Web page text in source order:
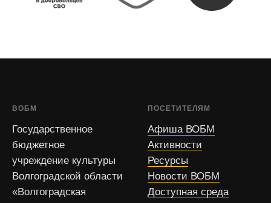
ВОБМ
Государственное
бюджетное
учреждение культуры
Волгоградской области
«Волгоградская
ПОСЕТИТЕЛЯМ
Афиша ВОБМ
Активности
Ресурсы
Новости ВОБМ
Доступная среда